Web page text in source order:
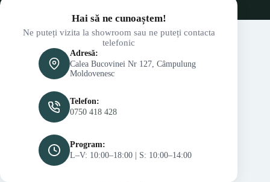
Hai să ne cunoaștem!
Ne puteți vizita la showroom sau ne puteți contacta
telefonic
Adresă:
Calea Bucovinei Nr 127, Câmpulung
Moldovenesc
Telefon:
0750 418 428
Program:
L–V: 10:00–18:00 | S: 10:00–14:00